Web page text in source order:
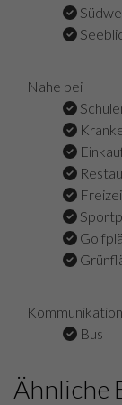
Nahe bei
Kommunikation
Bus
Ähnliche